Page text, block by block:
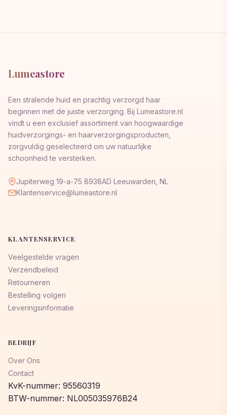
Lumeastore
Een stralende huid en prachtig verzorgd haar
beginnen met de juiste verzorging. Bij Lumeastore.nl
vindt u een exclusief assortiment van hoogwaardige
huidverzorgings- en haarverzorgingsproducten,
zorgvuldig geselecteerd om uw natuurlijke
schoonheid te versterken.
Jupiterweg 19-a-75 8938AD Leeuwarden, NL
Klantenservice@lumeastore.nl
KLANTENSERVICE
Veelgestelde vragen
Verzendbeleid
Retourneren
Bestelling volgen
Leveringsinformatie
BEDRIJF
Over Ons
Contact
KvK-nummer: 95560319
BTW-nummer: NL005035976B24